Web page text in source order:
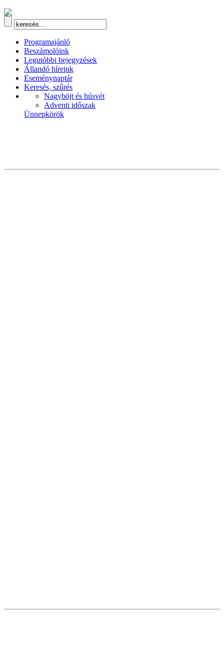
Programajánló
Beszámolóink
Legutóbbi bejegyzések
Állandó híreink
Eseménynaptár
Keresés, szűrés
Nagyböjt és húsvét
Adventi időszak
Ünnepkörök